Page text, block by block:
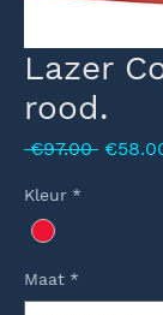
Lazer
rood.
€97.00
Kleur *
Maat *